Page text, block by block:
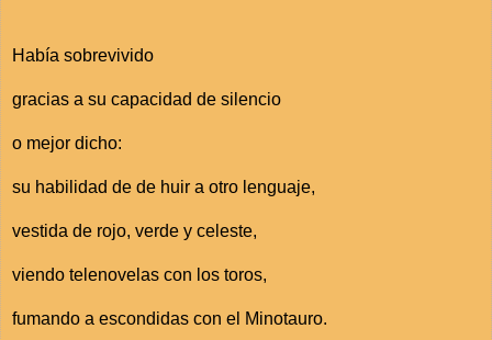
Había sobrevivido
gracias a su capacidad de silencio
o mejor dicho:
su habilidad de de huir a otro lenguaje,
vestida de rojo, verde y celeste,
viendo telenovelas con los toros,
fumando a escondidas con el Minotauro.